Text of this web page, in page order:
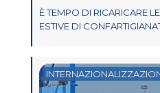
È TEMPO DI RICARICARE
ESTIVE DI